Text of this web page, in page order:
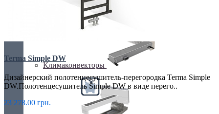
Без вентилятора
Климаконвекторы
Terma Simple DW
Дизайнерский полотенцесушитель-перегородка Terma Simple
DW.Полотенцесушитель Simple DW в виде перего..
23 278.00 грн.